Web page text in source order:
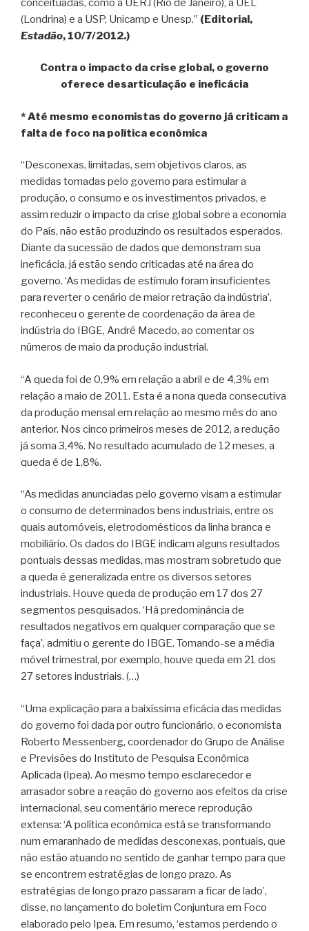
conceituadas, como a UERJ (Rio de Janeiro), a UEL
(Londrina) e a USP, Unicamp e Unesp.” (Editorial,
Estadão, 10/7/2012.)
Contra o impacto da crise global, o governo
oferece desarticulação e ineficácia
* Até mesmo economistas do governo já criticam a
falta de foco na política econômica
“Desconexas, limitadas, sem objetivos claros, as
medidas tomadas pelo governo para estimular a
produção, o consumo e os investimentos privados, e
assim reduzir o impacto da crise global sobre a economia
do País, não estão produzindo os resultados esperados.
Diante da sucessão de dados que demonstram sua
ineficácia, já estão sendo criticadas até na área do
governo. ‘As medidas de estímulo foram insuficientes
para reverter o cenário de maior retração da indústria’,
reconheceu o gerente de coordenação da área de
indústria do IBGE, André Macedo, ao comentar os
números de maio da produção industrial.
“A queda foi de 0,9% em relação a abril e de 4,3% em
relação a maio de 2011. Esta é a nona queda consecutiva
da produção mensal em relação ao mesmo mês do ano
anterior. Nos cinco primeiros meses de 2012, a redução
já soma 3,4%. No resultado acumulado de 12 meses, a
queda é de 1,8%.
“As medidas anunciadas pelo governo visam a estimular
o consumo de determinados bens industriais, entre os
quais automóveis, eletrodomésticos da linha branca e
mobiliário. Os dados do IBGE indicam alguns resultados
pontuais dessas medidas, mas mostram sobretudo que
a queda é generalizada entre os diversos setores
industriais. Houve queda de produção em 17 dos 27
segmentos pesquisados. ‘Há predominância de
resultados negativos em qualquer comparação que se
faça’, admitiu o gerente do IBGE. Tomando-se a média
móvel trimestral, por exemplo, houve queda em 21 dos
27 setores industriais. (…)
“Uma explicação para a baixíssima eficácia das medidas
do governo foi dada por outro funcionário, o economista
Roberto Messenberg, coordenador do Grupo de Análise
e Previsões do Instituto de Pesquisa Econômica
Aplicada (Ipea). Ao mesmo tempo esclarecedor e
arrasador sobre a reação do governo aos efeitos da crise
internacional, seu comentário merece reprodução
extensa: ‘A política econômica está se transformando
num emaranhado de medidas desconexas, pontuais, que
não estão atuando no sentido de ganhar tempo para que
se encontrem estratégias de longo prazo. As
estratégias de longo prazo passaram a ficar de lado’,
disse, no lançamento do boletim Conjuntura em Foco
elaborado pelo Ipea. Em resumo, ‘estamos perdendo o